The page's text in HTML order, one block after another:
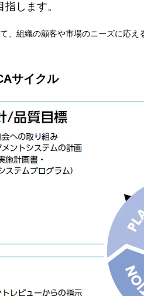
します。
、組織の顧客や市場のニーズに応
サイクル